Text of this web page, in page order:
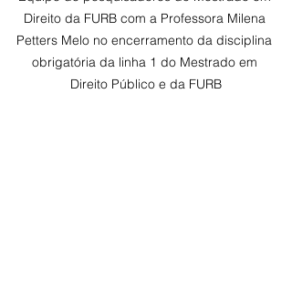
Direito da FURB com a Professora Milena
Petters Melo no encerramento da disciplina
obrigatória da linha 1 do Mestrado em
Direito Público e da FURB